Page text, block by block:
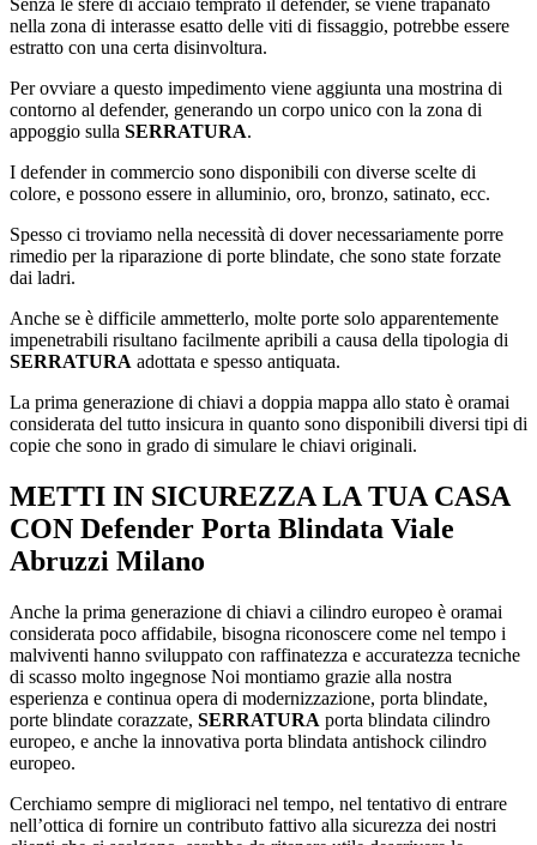
nella zona di interasse esatto delle viti di fissaggio, potrebbe essere
estratto con una certa disinvoltura.
Per ovviare a questo impedimento viene aggiunta una mostrina di
contorno al defender, generando un corpo unico con la zona di
appoggio sulla SERRATURA.
I defender in commercio sono disponibili con diverse scelte di
colore, e possono essere in alluminio, oro, bronzo, satinato, ecc.
Spesso ci troviamo nella necessità di dover necessariamente porre
rimedio per la riparazione di porte blindate, che sono state forzate
dai ladri.
Anche se è difficile ammetterlo, molte porte solo apparentemente
impenetrabili risultano facilmente apribili a causa della tipologia di
SERRATURA adottata e spesso antiquata.
La prima generazione di chiavi a doppia mappa allo stato è oramai
considerata del tutto insicura in quanto sono disponibili diversi tipi di
copie che sono in grado di simulare le chiavi originali.
METTI IN SICUREZZA LA TUA CASA
CON Defender Porta Blindata Viale
Abruzzi Milano
Anche la prima generazione di chiavi a cilindro europeo è oramai
considerata poco affidabile, bisogna riconoscere come nel tempo i
malviventi hanno sviluppato con raffinatezza e accuratezza tecniche
di scasso molto ingegnose Noi montiamo grazie alla nostra
esperienza e continua opera di modernizzazione, porta blindate,
porte blindate corazzate, SERRATURA porta blindata cilindro
europeo, e anche la innovativa porta blindata antishock cilindro
europeo.
Cerchiamo sempre di miglioraci nel tempo, nel tentativo di entrare
nell’ottica di fornire un contributo fattivo alla sicurezza dei nostri